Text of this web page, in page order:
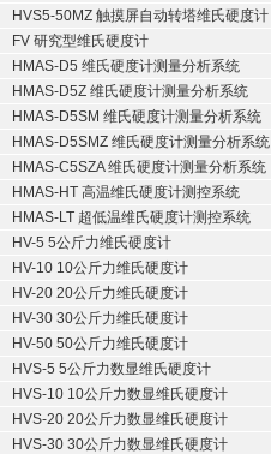
HVS5-50MZ 触摸屏自动转塔维氏硬度计
FV 研究型维氏硬度计
HMAS-D5 维氏硬度计测量分析系统
HMAS-D5Z 维氏硬度计测量分析系统
HMAS-D5SM 维氏硬度计测量分析系统
HMAS-D5SMZ 维氏硬度计测量分析系统
HMAS-C5SZA 维氏硬度计测量分析系统
HMAS-HT 高温维氏硬度计测控系统
HMAS-LT 超低温维氏硬度计测控系统
HV-5 5公斤力维氏硬度计
HV-10 10公斤力维氏硬度计
HV-20 20公斤力维氏硬度计
HV-30 30公斤力维氏硬度计
HV-50 50公斤力维氏硬度计
HVS-5 5公斤力数显维氏硬度计
HVS-10 10公斤力数显维氏硬度计
HVS-20 20公斤力数显维氏硬度计
HVS-30 30公斤力数显维氏硬度计